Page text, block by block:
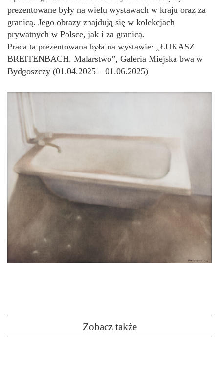
prezentowane były na wielu wystawach w kraju oraz za
granicą. Jego obrazy znajdują się w kolekcjach
prywatnych w Polsce, jak i za granicą.
Praca ta prezentowana była na wystawie: „ŁUKASZ
BREITENBACH. Malarstwo”, Galeria Miejska bwa w
Bydgoszczy (01.04.2025 – 01.06.2025)
Zobacz także